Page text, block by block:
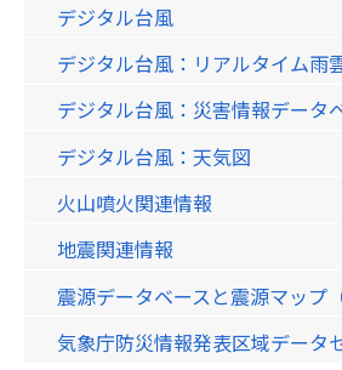
デジタル台風
デジタル台風：リアルタイム雨
デジタル台風：災害情報データ
デジタル台風：天気図
火山噴火関連情報
地震関連情報
震源データベースと震源マップ
気象庁防災情報発表区域データ